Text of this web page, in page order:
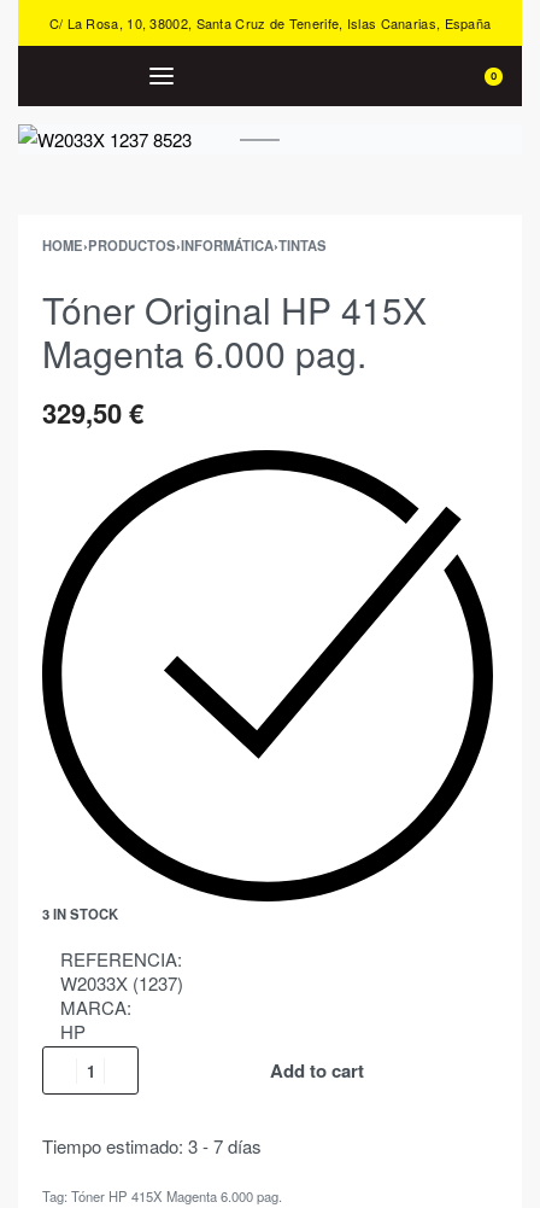
C/ La Rosa, 10, 38002, Santa Cruz de Tenerife, Islas Canarias, España
0
HOME›PRODUCTOS›INFORMÁTICA›TINTAS
Tóner Original HP 415X
Magenta 6.000 pag.
329,50€
3 IN STOCK
REFERENCIA:
W2033X (1237)
MARCA:
HP
Add to cart
Tiempo estimado: 3 - 7 días
Tag: Tóner HP 415X Magenta 6.000 pag.